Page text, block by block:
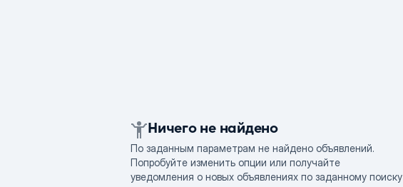
Ничего не найдено
По заданным параметрам не найдено объявлений.
Попробуйте изменить опции или получайте
уведомления о новых объявлениях по заданному поиску